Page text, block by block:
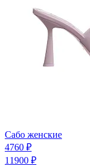
Сабо женские
4760 ₽
11900 ₽